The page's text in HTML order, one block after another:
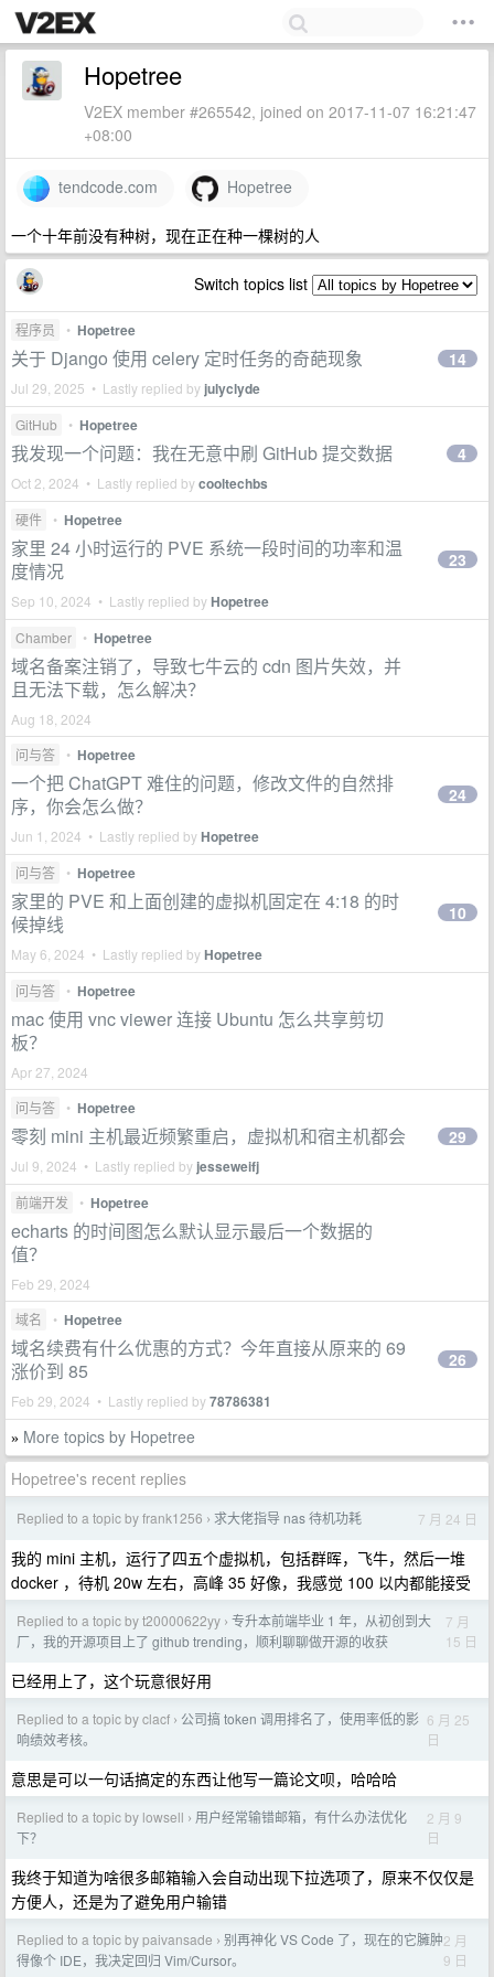
Hopetree
V2EX member #265542, joined on 2017-11-07 16:21:47
+08:00
tendcode.com Hopetree
一个十年前没有种树，现在正在种一棵树的人
Switch topics list
程序员 • Hopetree
关于 Django 使用 celery 定时任务的奇葩现象
Jul 29, 2025 • Lastly replied by julyclyde
14
GitHub • Hopetree
我发现一个问题：我在无意中刷 GitHub 提交数据
Oct 2, 2024 • Lastly replied bycooltechbs
4
硬件 • Hopetree
家里 24 小时运行的 PVE 系统一段时间的功率和温
度情况
Sep 10, 2024 • Lastly replied byHopetree
23
Chamber • Hopetree
域名备案注销了，导致七牛云的 cdn 图片失效，并
且无法下载，怎么解决？
Aug 18, 2024
问与答
• Hopetree
一个把 ChatGPT 难住的问题，修改文件的自然排
序，你会怎么做？
Jun 1, 2024 • Lastly replied byHopetree
24
问与答 • Hopetree
家里的 PVE 和上面创建的虚拟机固定在 4:18 的时
候掉线
May 6, 2024 • Lastly replied byHopetree
10
问与答 • Hopetree
mac 使用 vnc viewer 连接 Ubuntu 怎么共享剪切
板？
Apr 27, 2024
问与答
• Hopetree
零刻 mini 主机最近频繁重启，虚拟机和宿主机都会
Jul 9, 2024 • Lastly replied by jesseweifj
29
前端开发 • Hopetree
echarts 的时间图怎么默认显示最后一个数据的
值？
Feb 29, 2024
域名
• Hopetree
域名续费有什么优惠的方式？今年直接从原来的 69
涨价到 85
Feb 29, 2024 • Lastly replied by78786381
26
» More topics by Hopetree
Hopetree's recent replies
Replied to a topic by frank1256 › 求大佬指导 nas 待机功耗 7 月 24 日
我的 mini 主机，运行了四五个虚拟机，包括群晖，飞牛，然后一堆
docker ，待机 20w 左右，高峰 35 好像，我感觉 100 以内都能接受
Replied to a topic by t20000622yy › 专升本前端毕业 1 年，从初创到大
厂，我的开源项目上了 github trending，顺利聊聊做开源的收获
7 月
15 日
已经用上了，这个玩意很好用
Replied to a topic by clacf › 公司搞 token 调用排名了，使用率低的影
响绩效考核。
6 月 25
日
意思是可以一句话搞定的东西让他写一篇论文呗，哈哈哈
Replied to a topic by lowsell › 用户经常输错邮箱，有什么办法优化
下？
2 月 9
日
我终于知道为啥很多邮箱输入会自动出现下拉选项了，原来不仅仅是
方便人，还是为了避免用户输错
Replied to a topic by paivansade › 别再神化 VS Code 了，现在的它臃肿
得像个 IDE，我决定回归 Vim/Cursor。
2 月
9 日